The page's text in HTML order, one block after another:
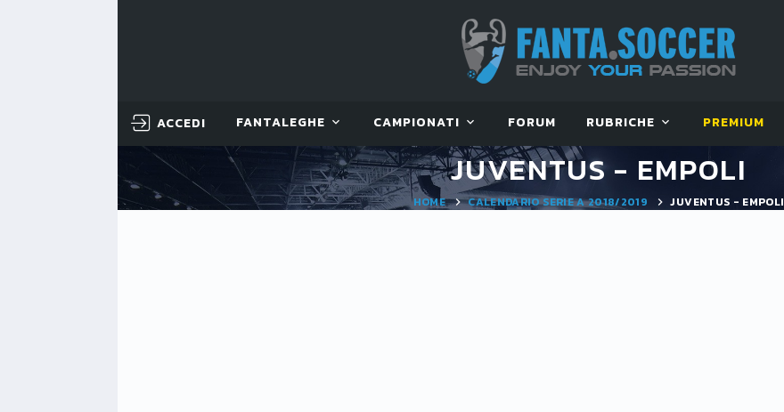
ACCEDI FANTALEGHE CAMPIONATI FORUM RUBRICHE PREMIUM
JUVENTUS - EMPOLI
HOME CALENDARIO SERIE A 2018/2019 JUVENTUS - EMPOLI